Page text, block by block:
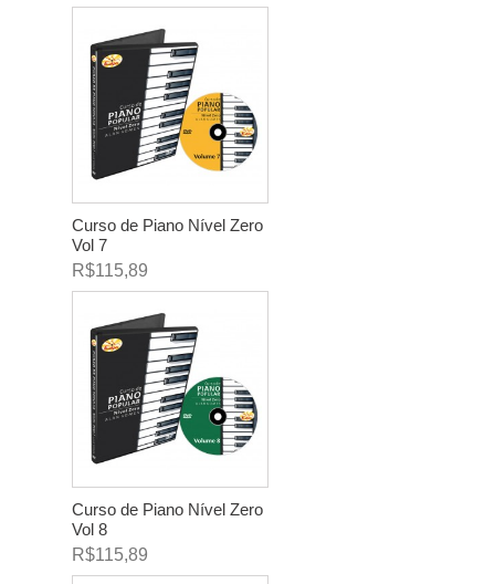
Curso de Piano Nível Zero
Vol 7
R$115,89
Curso de Piano Nível Zero
Vol 8
R$115,89